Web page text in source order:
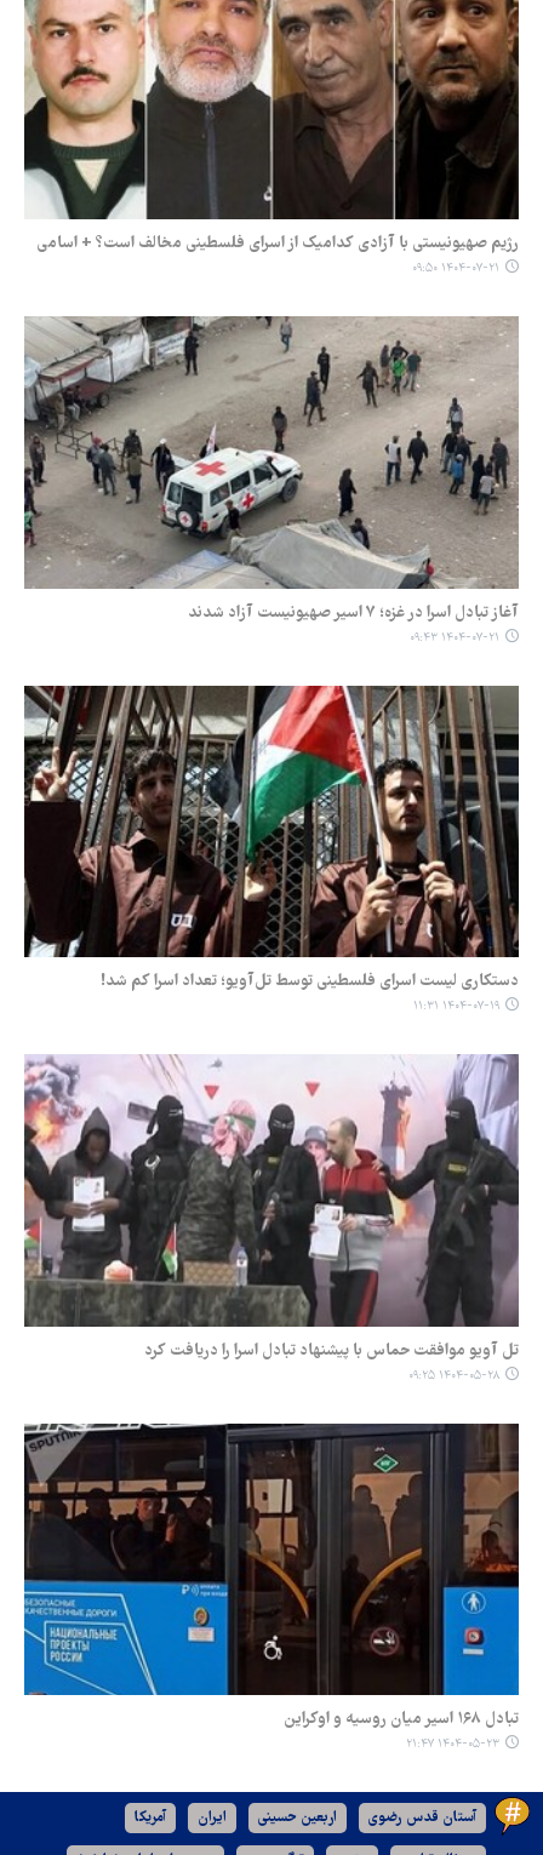
رژیم صهیونیستی با آزادی کدامیک از اسرای فلسطینی مخالف است؟ + اسامی
۱۴۰۴-۰۷-۲۱ ۰۹:۵۰
آغاز تبادل اسرا در غزه؛ ۷ اسیر صهیونیست آزاد شدند
۱۴۰۴-۰۷-۲۱ ۰۹:۴۳
دستکاری لیست اسرای فلسطینی توسط تل‌آویو؛ تعداد اسرا کم شد!
۱۴۰۴-۰۷-۱۹ ۱۱:۳۱
تل آویو موافقت حماس با پیشنهاد تبادل اسرا را دریافت کرد
۱۴۰۴-۰۵-۲۸ ۰۹:۲۵
تبادل ۱۶۸ اسیر میان روسیه و اوکراین
۱۴۰۴-۰۵-۲۳ ۲۱:۴۷
آستان قدس رضوی اربعین حسینی ایران آمریکا